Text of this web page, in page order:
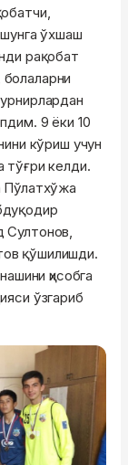
ўхшаш
рақобат
9 ёки 10
кўриш учун
тўғри келди.
Пўлатхўжа
Султонов
қўшилишди.
ҳисобга
ўзгариб